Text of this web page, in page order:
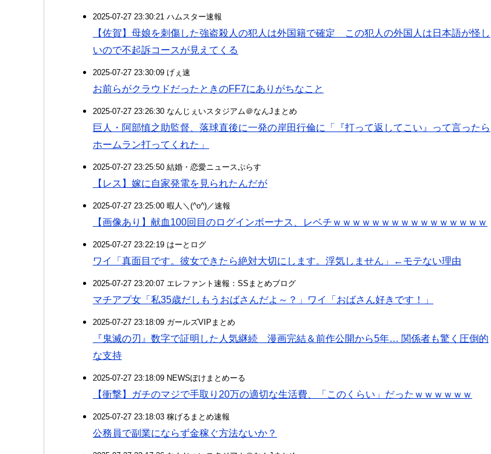
2025-07-27 23:30:21 ハムスター速報
【佐賀】母娘を刺傷した強盗殺人の犯人は外国籍で確定 この犯人の外国人は日本語が怪し
いので不起訴コースが見えてくる
2025-07-27 23:30:09 げぇ速
お前らがクラウドだったときのFF7にありがちなこと
2025-07-27 23:26:30 なんじぇいスタジアム＠なんJまとめ
巨人・阿部慎之助監督、落球直後に一発の岸田行倫に「『打って返してこい』って言ったら
ホームラン打ってくれた」
2025-07-27 23:25:50 結婚・恋愛ニュースぷらす
【レス】嫁に自家発電を見られたんだが
2025-07-27 23:25:00 暇人＼(^o^)／速報
【画像あり】献血100回目のログインボーナス、レベチｗｗｗｗｗｗｗｗｗｗｗｗｗｗｗｗ
2025-07-27 23:22:19 はーとログ
ワイ「真面目です。彼女できたら絶対大切にします。浮気しません」←モテない理由
2025-07-27 23:20:07 エレファント速報：SSまとめブログ
マチアプ女「私35歳だしもうおばさんだよ～？」ワイ「おばさん好きです！」
2025-07-27 23:18:09 ガールズVIPまとめ
『鬼滅の刃』数字で証明した人気継続 漫画完結＆前作公開から5年… 関係者も驚く圧倒的
な支持
2025-07-27 23:18:09 NEWSぽけまとめーる
【衝撃】ガチのマジで手取り20万の適切な生活費、「このくらい」だったｗｗｗｗｗｗ
2025-07-27 23:18:03 稼げるまとめ速報
公務員で副業にならず金稼ぐ方法ないか？